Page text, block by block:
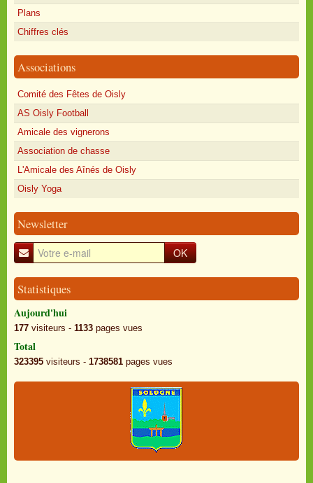
Plans
Chiffres clés
Associations
Comité des Fêtes de Oisly
AS Oisly Football
Amicale des vignerons
Association de chasse
L'Amicale des Aînés de Oisly
Oisly Yoga
Newsletter
OK
Statistiques
Aujourd'hui
177 visiteurs - 1133 pages vues
Total
323395 visiteurs - 1738581 pages vues